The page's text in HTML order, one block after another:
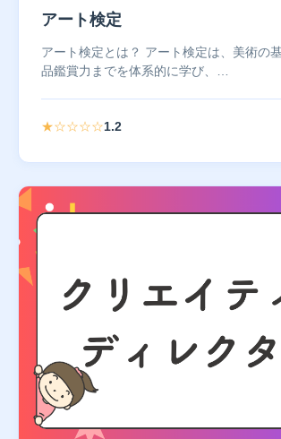
アート検定
アート検定とは？ アート検定は、美術の
品鑑賞力までを体系的に学び、…
★☆☆☆☆1.2